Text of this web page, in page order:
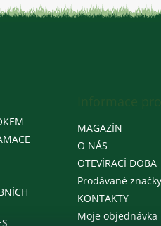
MAGAZÍN
O NÁS
OTEVÍRACÍ DOBA
Prodávané značky
KONTAKTY
Moje objednávka